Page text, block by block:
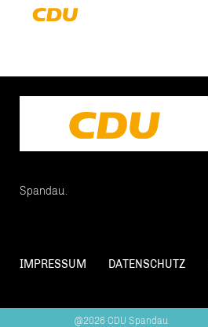
Spandau.
IMPRESSUM DATENSCHUTZ
@2026 CDU Spandau